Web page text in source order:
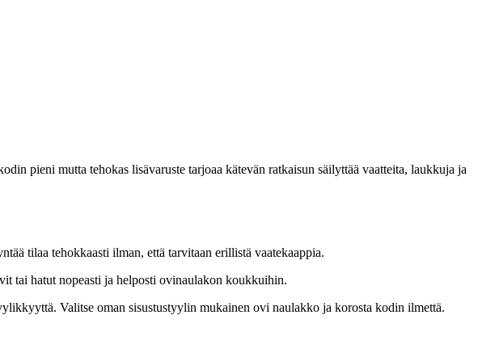
pieni mutta tehokas lisävaruste tarjoaa kätevän ratkaisun säilyttää vaatteita, laukkuja ja
tilaa tehokkaasti ilman, että tarvitaan erillistä vaatekaappia.
tai hatut nopeasti ja helposti ovinaulakon koukkuihin.
Valitse oman sisustustyylin mukainen ovi naulakko ja korosta kodin ilmettä.